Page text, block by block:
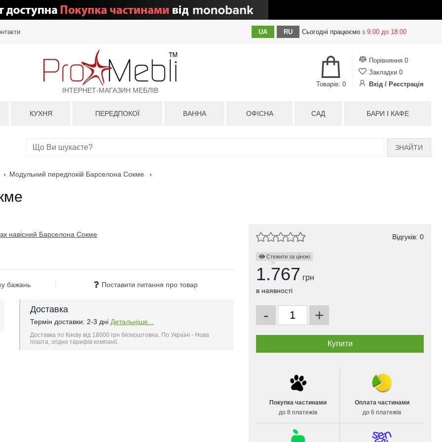
UA RU Сьогодні працюємо з 9:00 до 18:00
ІНТЕРНЕТ-МАГАЗИН МЕБЛІВ
Порівняння 0
Закладки 0
Вхід / Реєстрація
Товарів: 0
КУХНЯ ПЕРЕДПОКОЇ ВАННА ОФІСНА САД БАРИ І КАФЕ
ЗНАЙТИ
› Модульний передпокій Барселона Сокме ›
бажань Поставити питання про товар
Доставка
Термін доставки: 2-3 дні Детальніше...
Доставка по Києву від 18000 грн безкоштовна. По Україні - Нова
пошта, згідно тарифів компанії.
Відгуків: 0
Стежити за ціною
1.767 грн
в наявності
- +
Покупка частинами
до 8 платежів
Оплата частинами
до 6 платежів